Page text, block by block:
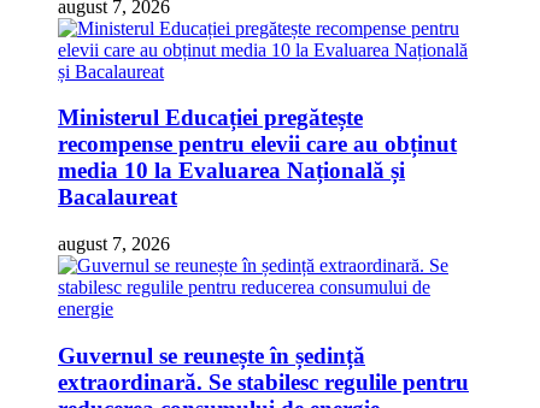
august 7, 2026
Ministerul Educației pregătește
recompense pentru elevii care au obținut
media 10 la Evaluarea Națională și
Bacalaureat
august 7, 2026
Guvernul se reunește în ședință
extraordinară. Se stabilesc regulile pentru